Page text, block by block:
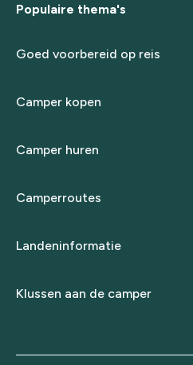
Populaire thema's
Goed voorbereid op reis
Camper kopen
Camper huren
Camperroutes
Landeninformatie
Klussen aan de camper